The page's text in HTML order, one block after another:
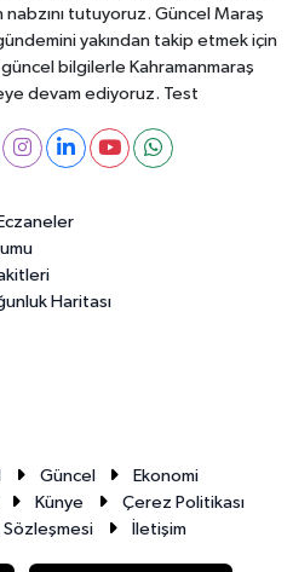
tutuyoruz. Güncel Maraş
yakından takip etmek için
bilgilerle Kahramanmaraş
devam ediyoruz. Test
Haritası
Güncel
Ekonomi
Künye
Çerez Politikası
Sözleşmesi İletişim